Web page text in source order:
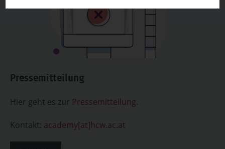
Pressemitteilung
Hier geht es zur Pressemitteilung.
Kontakt: academy[at]hcw.ac.at